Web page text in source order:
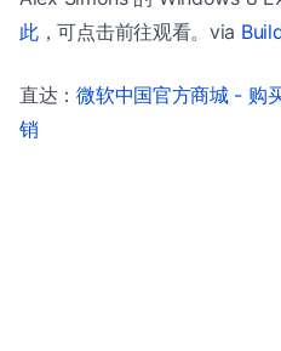
此，可点击前往观看。via
直达：微软中国官方商城 - 购
销